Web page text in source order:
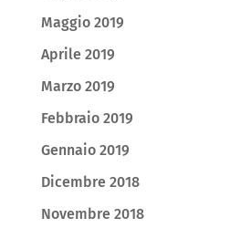
Maggio 2019
Aprile 2019
Marzo 2019
Febbraio 2019
Gennaio 2019
Dicembre 2018
Novembre 2018